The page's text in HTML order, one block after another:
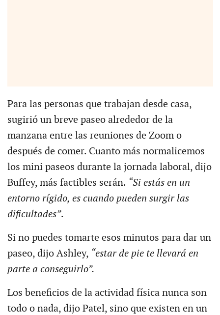
Para las personas que trabajan desde casa,
sugirió un breve paseo alrededor de la
manzana entre las reuniones de Zoom o
después de comer. Cuanto más normalicemos
los mini paseos durante la jornada laboral, dijo
Buffey, más factibles serán. “Si estás en un
entorno rígido, es cuando pueden surgir las
dificultades”.
Si no puedes tomarte esos minutos para dar un
paseo, dijo Ashley, “estar de pie te llevará en
parte a conseguirlo”.
Los beneficios de la actividad física nunca son
todo o nada, dijo Patel, sino que existen en un